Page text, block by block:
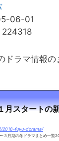
06-01
224318
ドラマ情報の
月スタートの
2018-fuyu-dorama/
３月期の冬ドラマまとめ一覧